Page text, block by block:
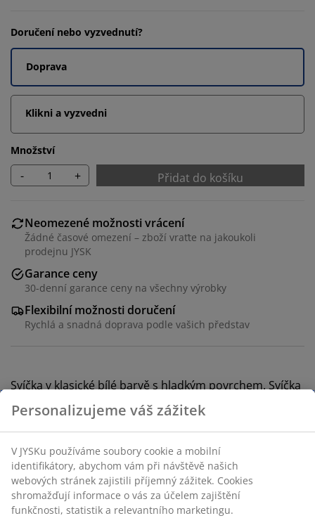
Doručení nebo vyzvednutí?
Doprava
Klikni a vyzvedni
Množství
- + Přidat do košíku
Neomezené možnosti vrácení
Žádné časové omezení – zboží vraťte na jakoukoli
prodejnu JYSK
Garance ceny
30-denní garance ceny na všechny výrobky
Flexibilní možnosti doručení
Rychlá a snadná doprava podle vašich představ
Svíčka v klasické bílé barvě s hladkým povrchem. Svíčka
je vyrobena ze stearinu a doba hoření je 7 hodin. Balení
po 20 ks. Ø2xV20 cm
Skladová položka: 4948500
Značení
Personalizujeme váš zážitek
V JYSKu používáme soubory cookie a mobilní
identifikátory, abychom vám při návštěvě našich
webových stránek zajistili příjemný zážitek. Cookies
shromažďují informace o vás za účelem zajištění